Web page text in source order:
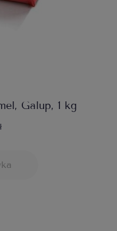
Galup, 1 kg